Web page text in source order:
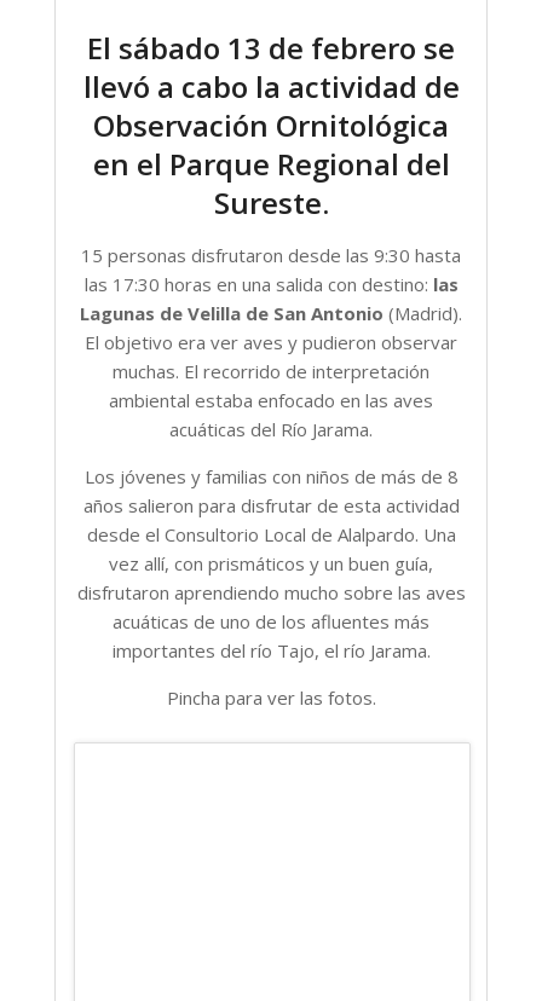
El sábado 13 de febrero se
llevó a cabo la actividad de
Observación Ornitológica
en el Parque Regional del
Sureste.
15 personas disfrutaron desde las 9:30 hasta
las 17:30 horas en una salida con destino: las
Lagunas de Velilla de San Antonio (Madrid).
El objetivo era ver aves y pudieron observar
muchas. El recorrido de interpretación
ambiental estaba enfocado en las aves
acuáticas del Río Jarama.
Los jóvenes y familias con niños de más de 8
años salieron para disfrutar de esta actividad
desde el Consultorio Local de Alalpardo. Una
vez allí, con prismáticos y un buen guía,
disfrutaron aprendiendo mucho sobre las aves
acuáticas de uno de los afluentes más
importantes del río Tajo, el río Jarama.
Pincha para ver las fotos.